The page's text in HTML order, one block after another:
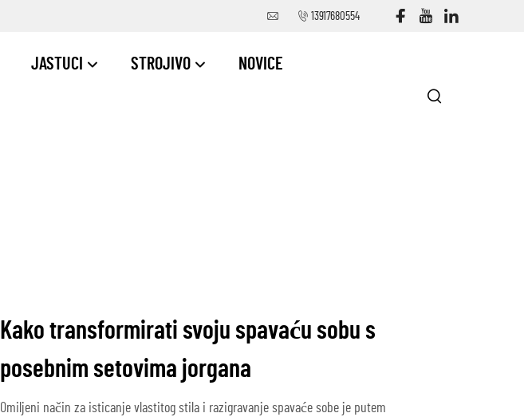
13917680554
JASTUCI STROJIVO NOVICE
Kako transformirati svoju spavaću sobu s
posebnim setovima jorgana
Omiljeni način za isticanje vlastitog stila i razigravanje spavaće sobe je putem